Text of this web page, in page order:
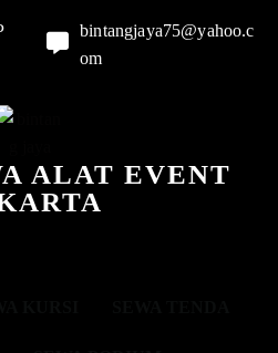
bintangjaya75@yahoo.c
om
ALAT EVENT